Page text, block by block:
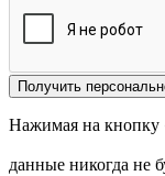
Получить
Нажимая на кнопку
данные никогда не